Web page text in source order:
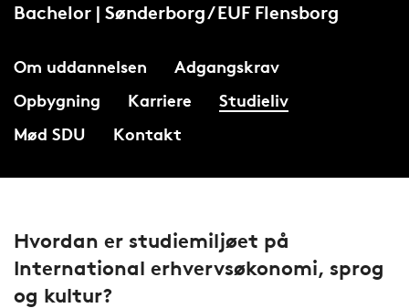
Bachelor | Sønderborg / EUF Flensborg
Om uddannelsen
Adgangskrav
Opbygning
Karriere
Studieliv
Mød SDU
Kontakt
Hvordan er studiemiljøet på
International erhvervsøkonomi, sprog
og kultur?